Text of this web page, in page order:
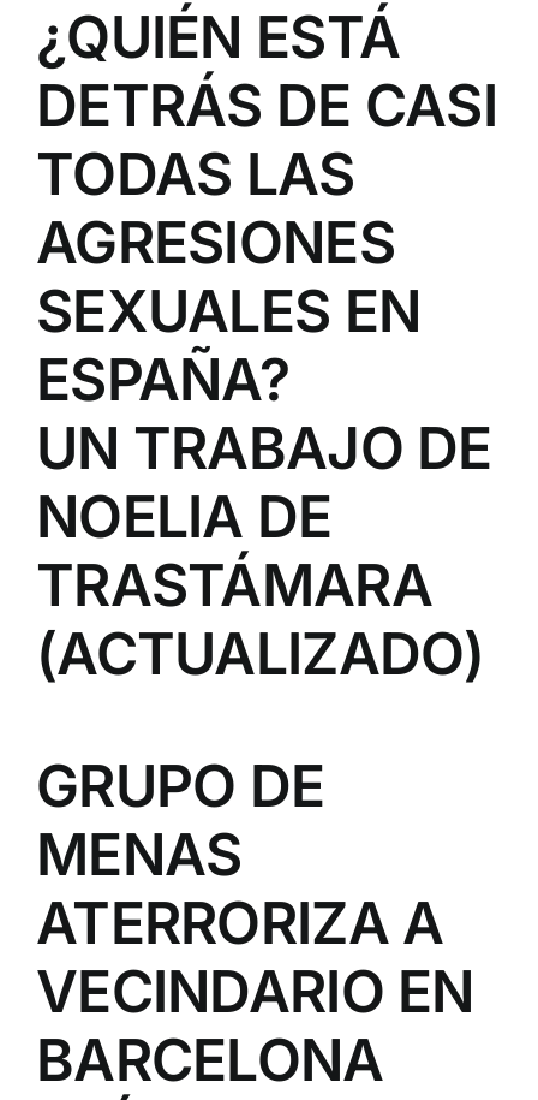
¿QUIÉN ESTÁ
DETRÁS DE CASI
TODAS LAS
AGRESIONES
SEXUALES EN
ESPAÑA?
UN TRABAJO DE
NOELIA DE
TRASTÁMARA
(ACTUALIZADO)
GRUPO DE
MENAS
ATERRORIZA A
VECINDARIO EN
BARCELONA